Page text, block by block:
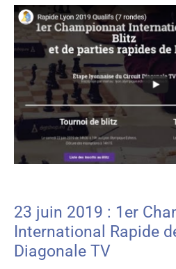
23 juin 2019 : 1er
International Rapide
Diagonale TV